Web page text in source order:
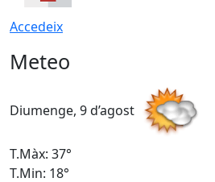
Accedeix
Meteo
Diumenge, 9 d’agost
T.Màx: 37°
T.Min: 18°